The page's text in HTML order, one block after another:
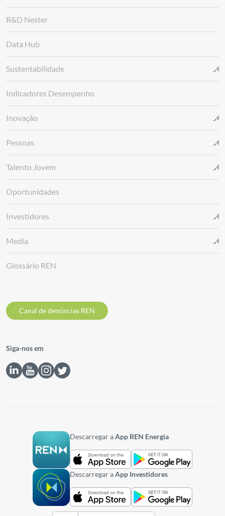
R&D Nester
Data Hub
Sustentabilidade
Indicadores Desempenho
Inovação
Pessoas
Talento Jovem
Oportunidades
Investidores
Media
Glossário REN
Canal de denúncias REN
Siga-nos em
Descarregar aApp REN Energia
Descarregar aApp Investidores